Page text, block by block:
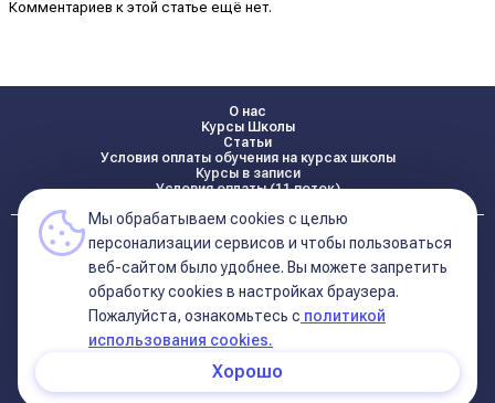
Комментариев к этой статье ещё нет.
О нас
Курсы Школы
Статьи
Условия оплаты обучения на курсах школы
Курсы в записи
Условия оплаты (11 поток)
Реквизиты
Контакты
Политика конфиденциальности
Договор оферта (соглашение)
+7 495 681 02 96
11-ый Дом© 2026 Школа Астрологии
Катерины Дятловой 11-ый Дом
Мы обрабатываем cookies с целью
персонализации сервисов и чтобы пользоваться
веб-сайтом было удобнее. Вы можете запретить
обработку сookies в настройках браузера.
Пожалуйста, ознакомьтесь с политикой
использования cookies.
Хорошо